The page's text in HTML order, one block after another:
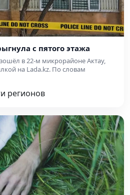
с пятого этажа
в 22-м микрорайоне Актау,
на Lada.kz. По словам
регионов